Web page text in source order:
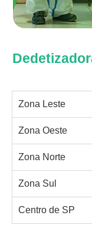
Zona Leste
Zona Oeste
Zona Norte
Zona Sul
Centro de SP